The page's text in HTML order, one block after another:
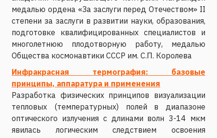
медалью ордена «За заслуги перед Отечеством» II
степени за заслуги в развитии науки, образования,
подготовке квалифицированных специалистов и
многолетнюю плодотворную работу, медалью
Общества космонавтики СССР им. С.П. Королева
Инфракрасная термография: базовые
принципы, аппаратура и применения
Разработка физических принципов визуализации
тепловых (температурных) полей в диапазоне
оптического излучения с длинами волн 3-14 мкм
явилась логическим следствием освоения